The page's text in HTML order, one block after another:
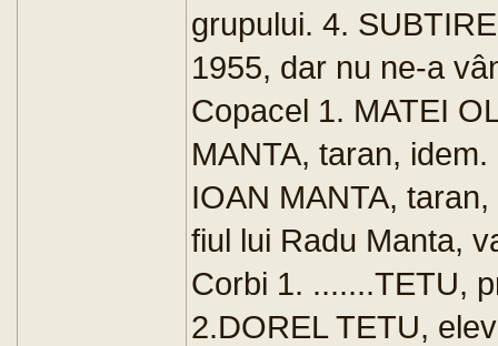
grupului. 4.
1955, dar nu ne-a
Copacel 1. MATEI
MANTA, taran,
IOAN MANTA,
fiul lui Radu Manta,
Corbi 1. .......TETU,
2.DOREL TETU,